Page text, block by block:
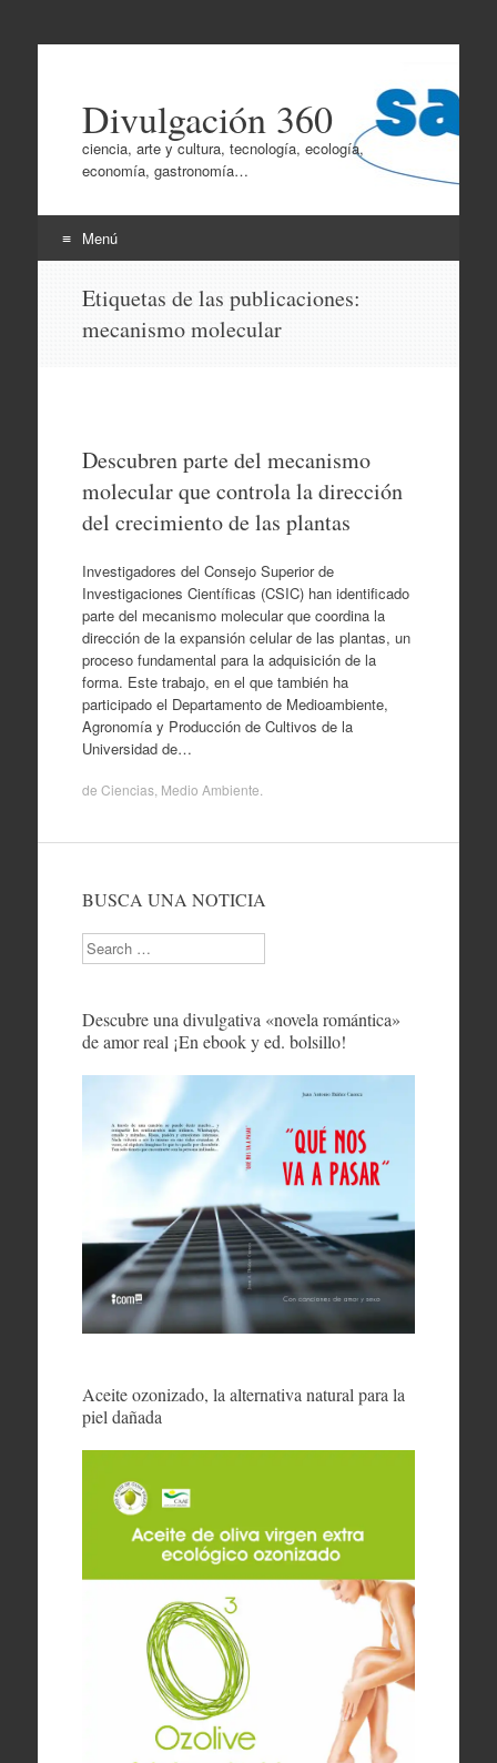
Divulgación 360
ciencia, arte y cultura, tecnología, ecología,
economía, gastronomía…
Menú
contenido
Etiquetas de las publicaciones:
mecanismo molecular
Descubren parte del mecanismo
molecular que controla la dirección
del crecimiento de las plantas
Investigadores del Consejo Superior de
Investigaciones Científicas (CSIC) han identificado
parte del mecanismo molecular que coordina la
dirección de la expansión celular de las plantas, un
proceso fundamental para la adquisición de la
forma. Este trabajo, en el que también ha
participado el Departamento de Medioambiente,
Agronomía y Producción de Cultivos de la
Universidad de…
de Ciencias, Medio Ambiente
BUSCA UNA NOTICIA
Search
Descubre una divulgativa «novela romántica»
de amor real ¡En ebook y ed. bolsillo!
Aceite ozonizado, la alternativa natural para la
piel dañada